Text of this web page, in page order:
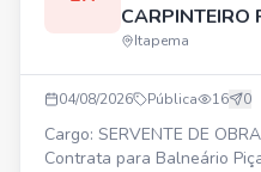
CARPINTEIRO
Itapema
04/08/2026 Pública 16 0
Cargo: SERVENTE DE
Contrata para Balneário